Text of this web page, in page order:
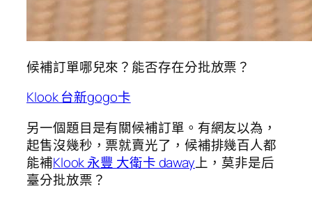
候補訂單哪兒來？能否存在分批放票？
Klook 台新gogo卡
另一個題目是有關候補訂單。有網友以為，
起售沒幾秒，票就賣光了，候補排幾百人都
能補Klook 永豐 大衛卡 daway上，莫非是后
臺分批放票？